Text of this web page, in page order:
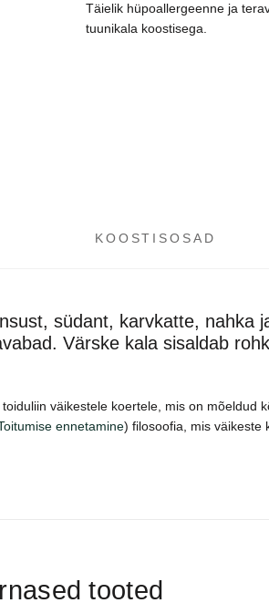
kogus
Täielik hüpoallergeenne ja
tuunikala koostisega.
KOOSTISOSAD
südant, karvkatte, nahka
Värske kala sisaldab
väikestele koertele, mis on mõeldud
ennetamine) filosoofia, mis väikeste
tooted